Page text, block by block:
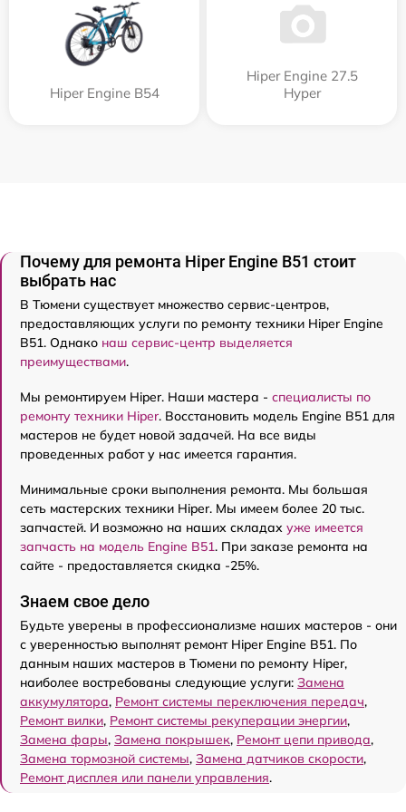
Hiper Engine B54
Hiper Engine 27.5
Нyper
Почему для ремонта Hiper Engine B51 стоит
выбрать нас
В Тюмени существует множество сервис-центров,
предоставляющих услуги по ремонту техники Hiper Engine
B51. Однако наш сервис-центр выделяется
преимуществами.
Мы ремонтируем Hiper. Наши мастера - специалисты по
ремонту техники Hiper. Восстановить модель Engine B51 для
мастеров не будет новой задачей. На все виды
проведенных работ у нас имеется гарантия.
Минимальные сроки выполнения ремонта. Мы большая
сеть мастерских техники Hiper. Мы имеем более 20 тыс.
запчастей. И возможно на наших складах уже имеется
запчасть на модель Engine B51. При заказе ремонта на
сайте - предоставляется скидка -25%.
Знаем свое дело
Будьте уверены в профессионализме наших мастеров - они
с уверенностью выполнят ремонт Hiper Engine B51. По
данным наших мастеров в Тюмени по ремонту Hiper,
наиболее востребованы следующие услуги: Замена
аккумулятора, Ремонт системы переключения передач,
Ремонт вилки, Ремонт системы рекуперации энергии,
Замена фары, Замена покрышек, Ремонт цепи привода,
Замена тормозной системы, Замена датчиков скорости,
Ремонт дисплея или панели управления.